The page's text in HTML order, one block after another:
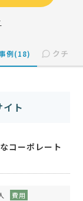
例(18) クチコ
ト
コーポレート
費用